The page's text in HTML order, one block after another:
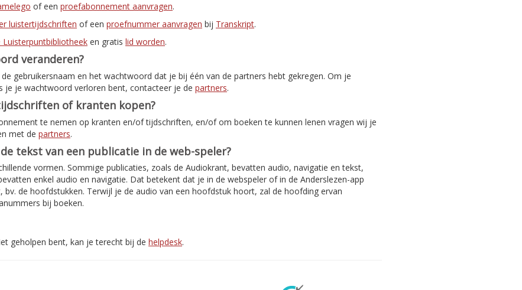
of een proefabonnement aanvragen.
luistertijdschriften of een proefnummer aanvragen bij Transkript.
en gratis lid worden.
veranderen?
gebruikersnaam en het wachtwoord dat je bij één van de partners hebt gekregen. Om je
je je wachtwoord verloren bent, contacteer je de partners.
of kranten kopen?
te nemen op kranten en/of tijdschriften, en/of om boeken te kunnen lenen vragen wij je
met de partners.
tekst van een publicatie in de web-speler?
vormen. Sommige publicaties, zoals de Audiokrant, bevatten audio, navigatie en tekst,
enkel audio en navigatie. Dat betekent dat je in de webspeler of in de Anderslezen-app
bv. de hoofdstukken. Terwijl je de audio van een hoofdstuk hoort, zal de hoofding ervan
bij boeken.
geholpen bent, kan je terecht bij de helpdesk.